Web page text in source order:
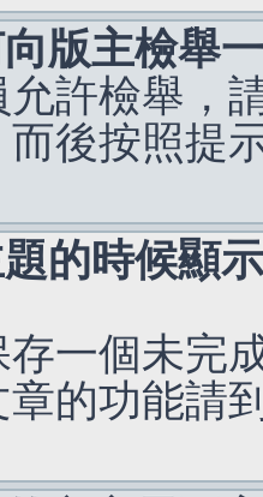
版主檢舉
許檢舉，
後按照提
的時候顯
一個未完
的功能請